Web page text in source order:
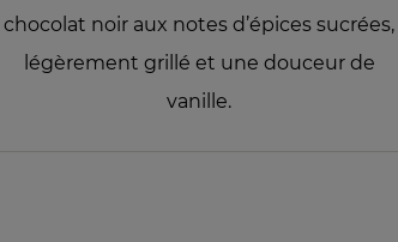
chocolat noir aux notes d’épices sucrées,
légèrement grillé et une douceur de
vanille.